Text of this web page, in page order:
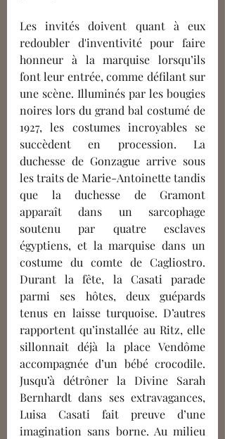
Les invités doivent quant à eux
redoubler d'inventivité pour faire
honneur à la marquise lorsqu’ils
font leur entrée, comme défilant sur
une scène. Illuminés par les bougies
noires lors du grand bal costumé de
1927, les costumes incroyables se
succèdent en procession. La
duchesse de Gonzague arrive sous
les traits de Marie-Antoinette tandis
que la duchesse de Gramont
apparaît dans un sarcophage
soutenu par quatre esclaves
égyptiens, et la marquise dans un
costume du comte de Cagliostro.
Durant la fête, la Casati parade
parmi ses hôtes, deux guépards
tenus en laisse turquoise. D’autres
rapportent qu’installée au Ritz, elle
sillonnait déjà la place Vendôme
accompagnée d’un bébé crocodile.
Jusqu’à détrôner la Divine Sarah
Bernhardt dans ses extravagances,
Luisa Casati fait preuve d’une
imagination sans borne. Au milieu